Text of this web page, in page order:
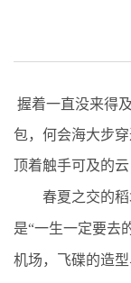
握着一直没来得
包，何会海大步
顶着触手可及的
春夏之交的稻
是“一生一定要去
机场，飞碟的造